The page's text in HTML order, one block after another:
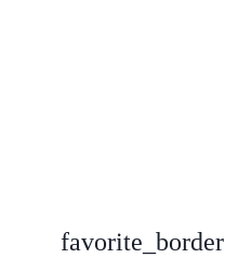
favorite_border